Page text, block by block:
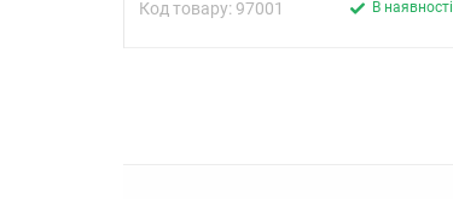
Код товару: 97001 В наявності